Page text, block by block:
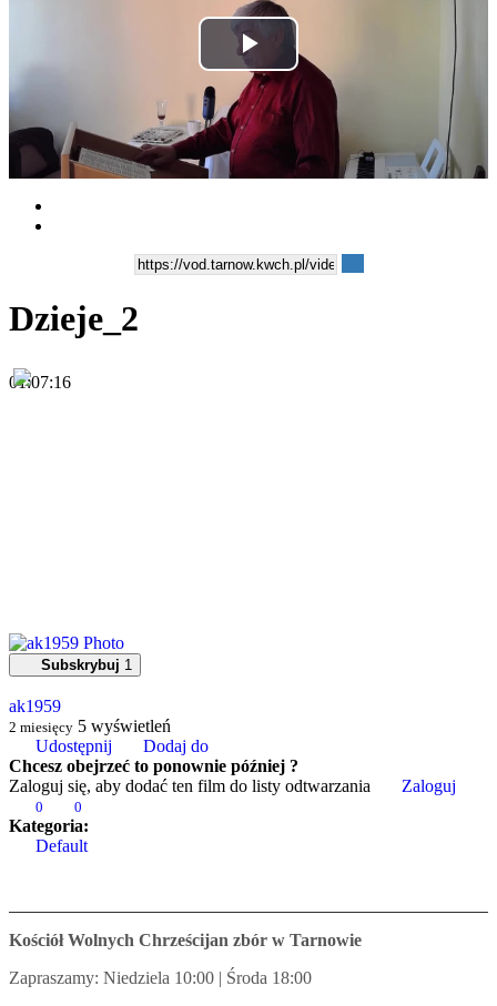
Play
Video
Dzieje_2
01:07:16
Subskrybuj 1
ak1959
2 miesięcy 5 wyświetleń
Udostępnij
Dodaj do
Chcesz obejrzeć to ponownie później ?
Zaloguj się, aby dodać ten film do listy odtwarzania
Zaloguj
0 0
Kategoria:
Default
Kościół Wolnych Chrześcijan zbór w Tarnowie
Zapraszamy: Niedziela 10:00 | Środa 18:00